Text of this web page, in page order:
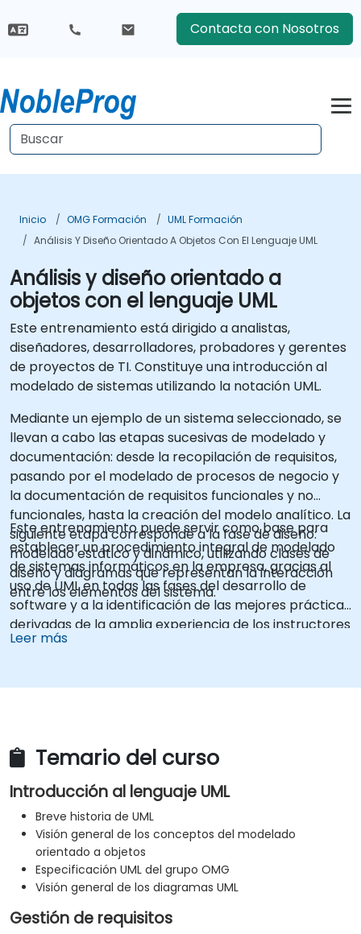
Contacta con Nosotros
Inicio OMG Formación
UML Formación
Análisis Y Diseño Orientado A Objetos Con El Lenguaje UML
Análisis y diseño orientado a
objetos con el lenguaje UML
Este entrenamiento está dirigido a analistas,
diseñadores, desarrolladores, probadores y gerentes
de proyectos de TI. Constituye una introducción al
modelado de sistemas utilizando la notación UML.
Mediante un ejemplo de un sistema seleccionado, se
llevan a cabo las etapas sucesivas de modelado y
documentación: desde la recopilación de requisitos,
pasando por el modelado de procesos de negocio y
la documentación de requisitos funcionales y no
funcionales, hasta la creación del modelo analítico. La
siguiente etapa corresponde a la fase de diseño:
modelado estático y dinámico, utilizando clases de
diseño y diagramas que representan la interacción
entre los elementos del sistema.
Este entrenamiento puede servir como base para
establecer un procedimiento integral de modelado
de sistemas informáticos en la empresa, gracias al
uso de UML en todas las fases del desarrollo de
software y a la identificación de las mejores prácticas
derivadas de la amplia experiencia de los instructores
de NobleProg.
Leer más
Temario del curso
Introducción al lenguaje UML
Breve historia de UML
Visión general de los conceptos del modelado
orientado a objetos
Especificación UML del grupo OMG
Visión general de los diagramas UML
Gestión de requisitos